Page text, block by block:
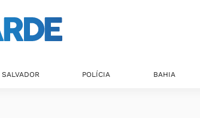
SALVADOR POLÍCIA BAHIA